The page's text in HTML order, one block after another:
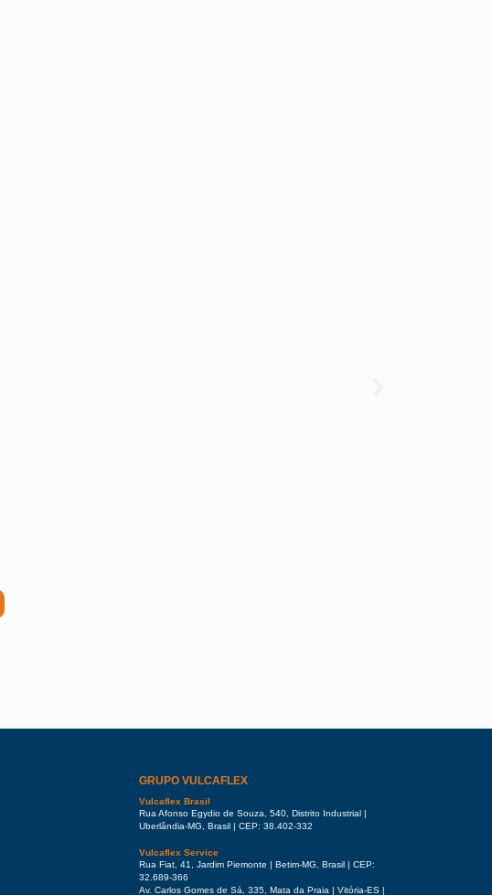
GRUPO VULCAFLEX
Vulcaflex Brasil
Rua Afonso Egydio de Souza, 540, Distrito Industrial |
Uberlândia-MG, Brasil | CEP: 38.402-332
Vulcaflex Service
Rua Fiat, 41, Jardim Piemonte | Betim-MG, Brasil | CEP:
32.689-366
Av. Carlos Gomes de Sá, 335, Mata da Praia | Vitória-ES |